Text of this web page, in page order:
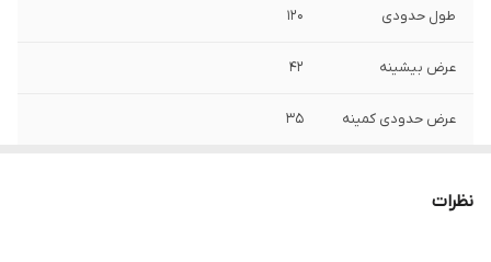
طول حدودی 120
عرض بیشینه 42
عرض حدودی کمینه 35
نظرات